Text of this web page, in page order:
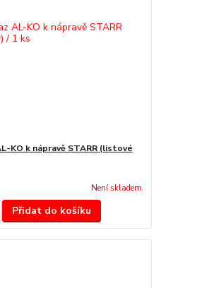
KO k nápravě STARR (listové
Není skladem
Přidat do košíku